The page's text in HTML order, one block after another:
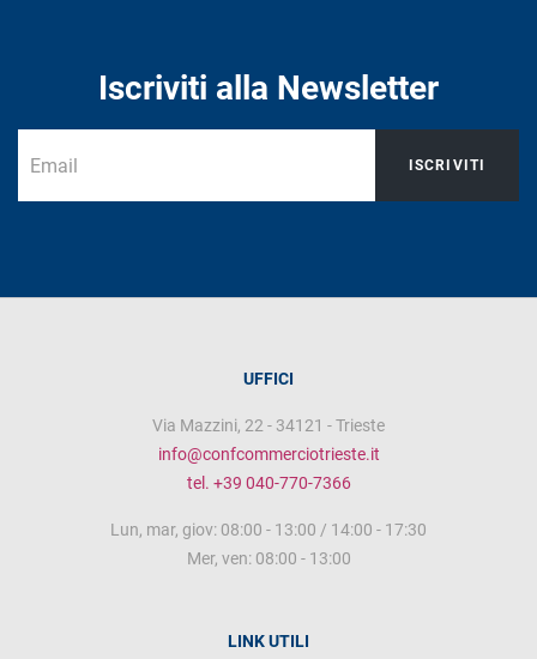
Iscriviti alla Newsletter
ISCRIVITI
UFFICI
Via Mazzini, 22 - 34121 - Trieste
info@confcommerciotrieste.it
tel. +39 040-770-7366
Lun, mar, giov: 08:00 - 13:00 / 14:00 - 17:30
Mer, ven: 08:00 - 13:00
LINK UTILI